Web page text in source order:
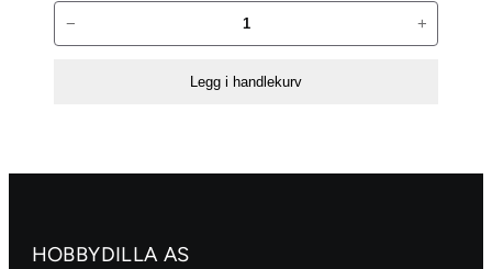
Hvit
− +
Legg i handlekurv
HOBBYDILLA AS